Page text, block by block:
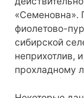
«Семеновна».
фиолетово-
сибирской
неприхотлив,
прохладному